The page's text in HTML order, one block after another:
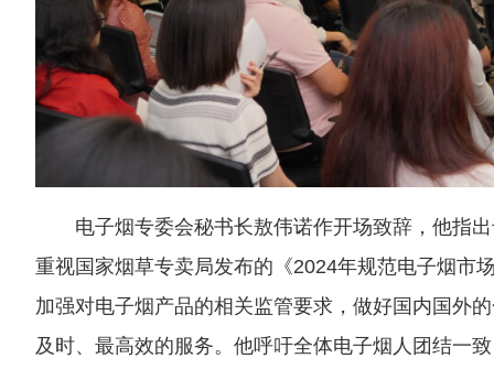
电子烟专委会秘书长敖伟诺作开场致辞，他指
重视国家烟草专卖局发布的《2024年规范电子烟市
加强对电子烟产品的相关监管要求，做好国内国外
及时、最高效的服务。他呼吁全体电子烟人团结一